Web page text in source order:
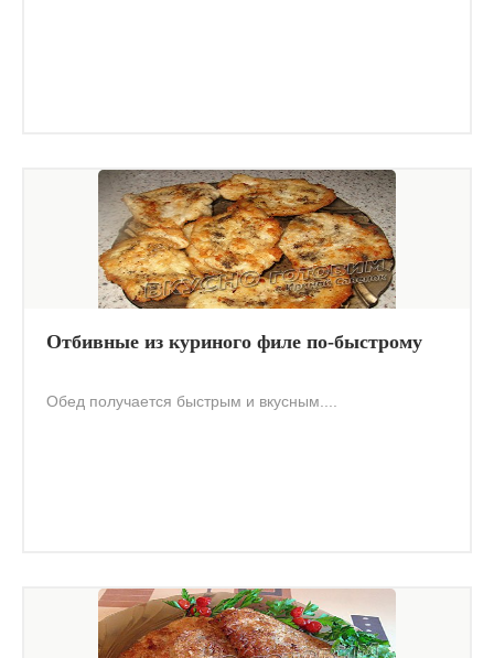
Отбивные из куриного филе по-быстрому
Обед получается быстрым и вкусным....